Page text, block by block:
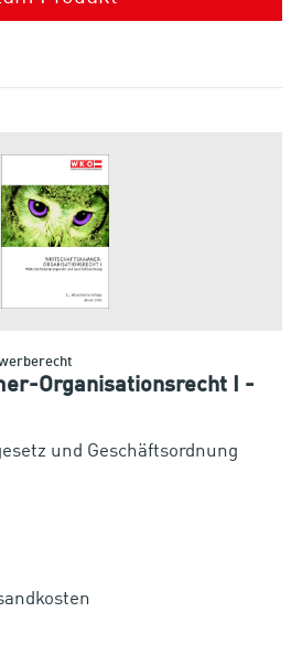
Organisationsrecht I -
und Geschäftsordnung